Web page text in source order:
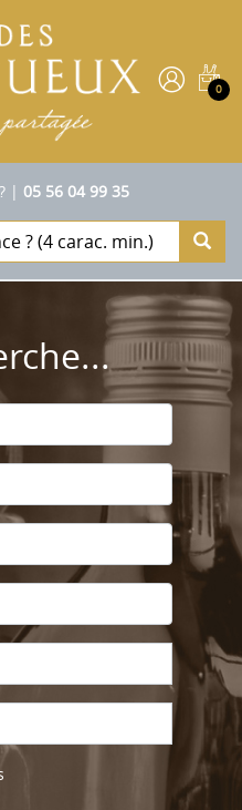
0
| 05 56 04 99 35